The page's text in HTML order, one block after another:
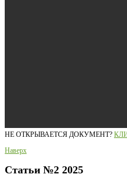
НЕ ОТКРЫВАЕТСЯ ДОКУМЕНТ?
Наверх
Статьи №2 2025